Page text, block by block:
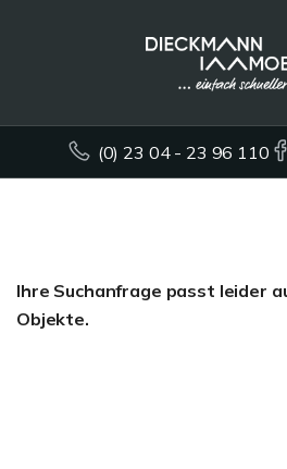
(0) 23 04 - 23 96 110
Ihre Suchanfrage passt leider
Objekte.